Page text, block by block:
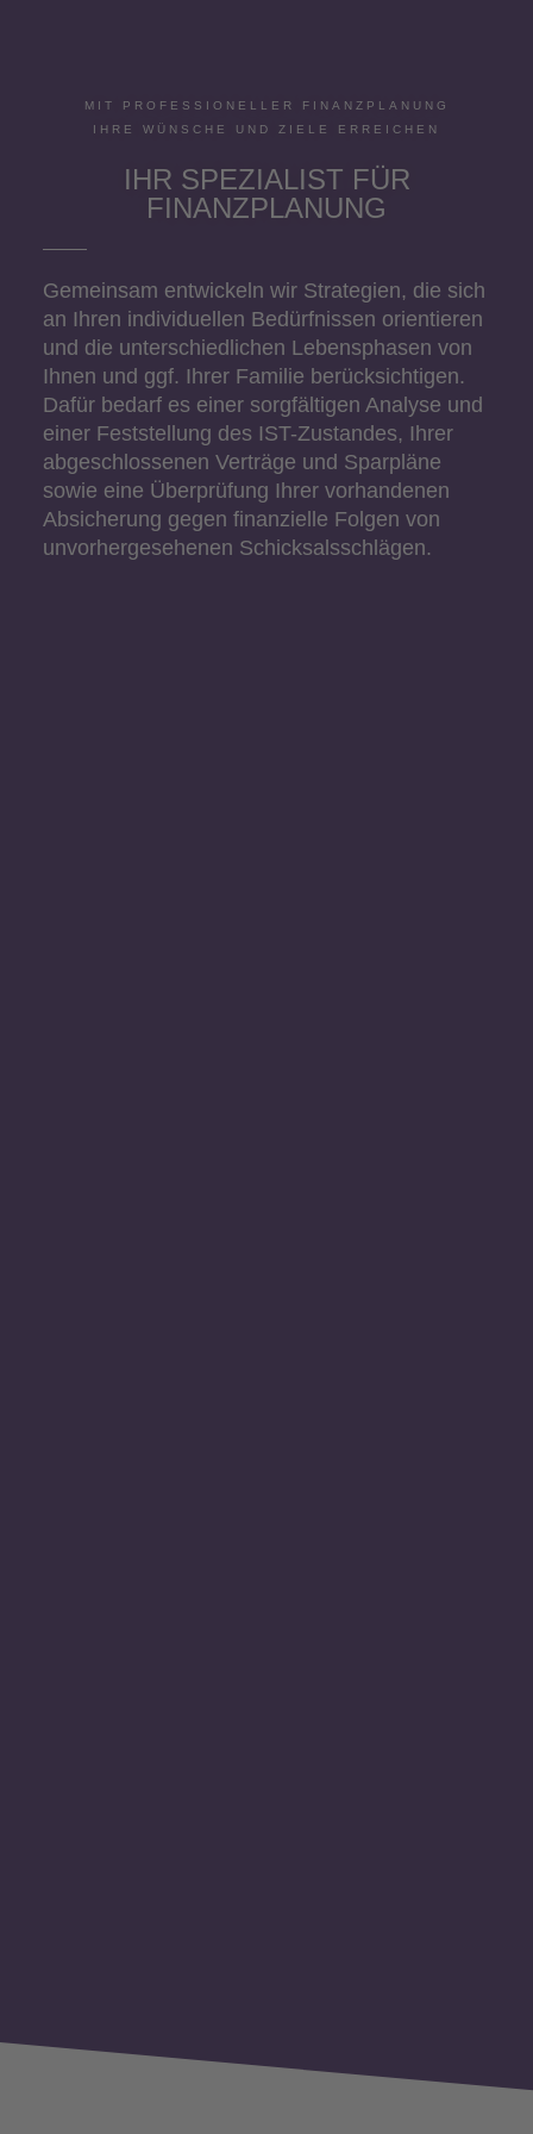
MIT PROFESSIONELLER FINANZPLANUNG
IHRE WÜNSCHE UND ZIELE ERREICHEN
IHR SPEZIALIST FÜR
FINANZPLANUNG
Gemeinsam entwickeln wir Strategien, die sich
an Ihren individuellen Bedürfnissen orientieren
und die unterschiedlichen Lebensphasen von
Ihnen und ggf. Ihrer Familie berücksichtigen.
Dafür bedarf es einer sorgfältigen Analyse und
einer Feststellung des IST-Zustandes, Ihrer
abgeschlossenen Verträge und Sparpläne
sowie eine Überprüfung Ihrer vorhandenen
Absicherung gegen finanzielle Folgen von
unvorhergesehenen Schicksalsschlägen.